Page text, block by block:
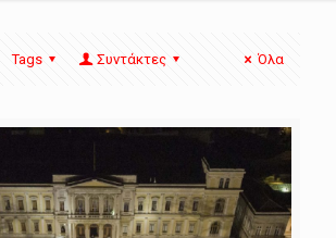
Tags Συντάκτες Όλα